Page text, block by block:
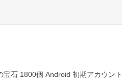
宝石 1800個 Android 初期アカウント